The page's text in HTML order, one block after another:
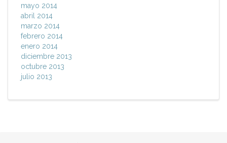
mayo 2014
abril 2014
marzo 2014
febrero 2014
enero 2014
diciembre 2013
octubre 2013
julio 2013